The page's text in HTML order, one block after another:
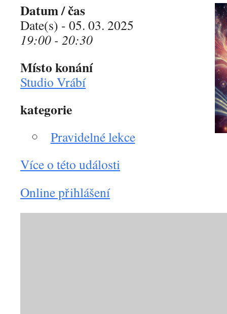
Datum / čas
Date(s) - 05. 03. 2025
19:00 - 20:30
Místo konání
Studio Vrábí
kategorie
Pravidelné lekce
Více o této události
Online přihlášení